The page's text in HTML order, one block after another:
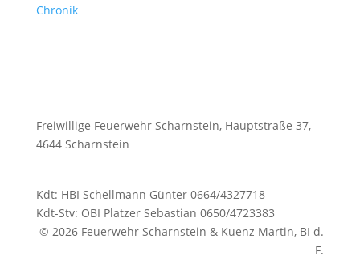
Chronik
Freiwillige Feuerwehr Scharnstein, Hauptstraße 37,
4644 Scharnstein
Kdt: HBI Schellmann Günter 0664/4327718
Kdt-Stv: OBI Platzer Sebastian 0650/4723383
© 2026 Feuerwehr Scharnstein & Kuenz Martin, BI d.
F.